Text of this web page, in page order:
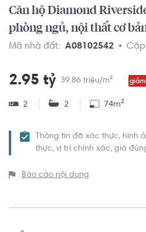
Căn hộ Diamond
phòng ngủ, nội thất cơ
Mã nhà đất: A08102542
2.95 tỷ 39.86 triệu/m² giảm
2 2 74m²
Thông tin đã xác thực, hình
thực, vị trí chính xác, giá
Báo cáo nội dung